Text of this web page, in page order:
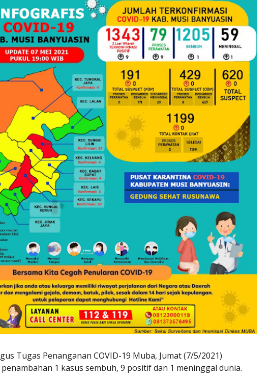
Tugas Penanganan COVID-19 Muba, Jumat (7/5/2021)
1 kasus sembuh, 9 positif dan 1 meninggal dunia.